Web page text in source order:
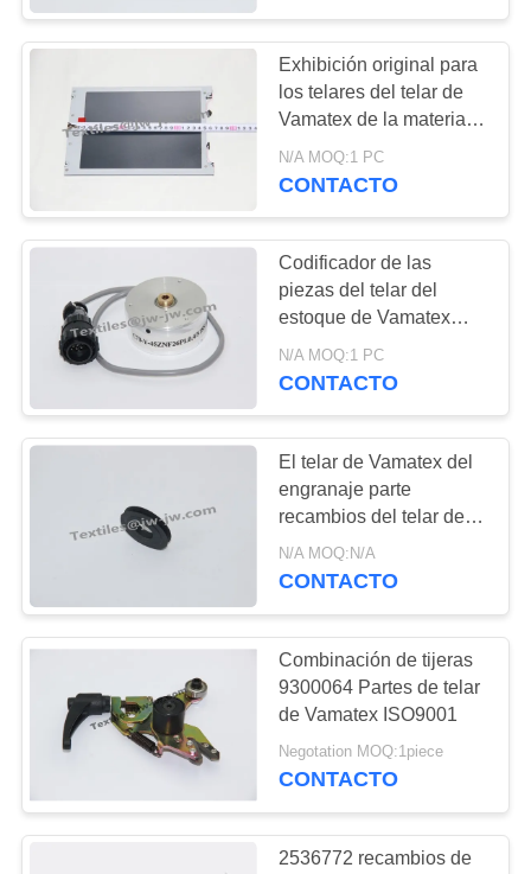
NOTICIAS
SOLICITAR
UNA
COTIZACIÓN
DEL
SITIO
PRIVACY
Válvula
electromagnética
del telar de Airjet
75
el proyectil del
sulzer asoma los
recambios
recambios del telar
del jet del aire
118
Exhibición original para
los telares del telar de
Vamatex de la materia
textil de plata de los
recambios
N/A MOQ:1 PC
CONTACTO
Codificador de las
piezas del telar del
estoque de Vamatex
para Vamatex P401 JW-
V1777 2691602
N/A MOQ:1 PC
CONTACTO
El telar de Vamatex del
engranaje parte
recambios del telar del
estoque JW-V0885
2298034
N/A MOQ:N/A
CONTACTO
Combinación de tijeras
9300064 Partes de telar
de Vamatex ISO9001
Negotation MOQ:1piece
CONTACTO
2536772 recambios de